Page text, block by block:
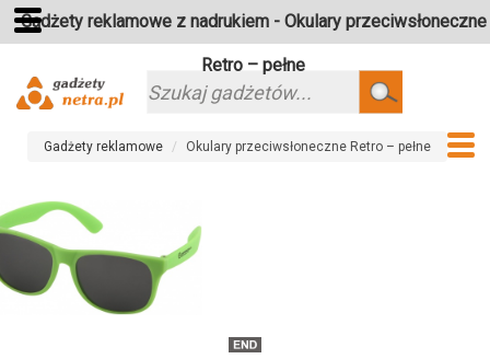
Gadżety reklamowe z nadrukiem - Okulary przeciwsłoneczne
Retro – pełne
Szukaj
Gadżety reklamowe Okulary przeciwsłoneczne Retro – pełne